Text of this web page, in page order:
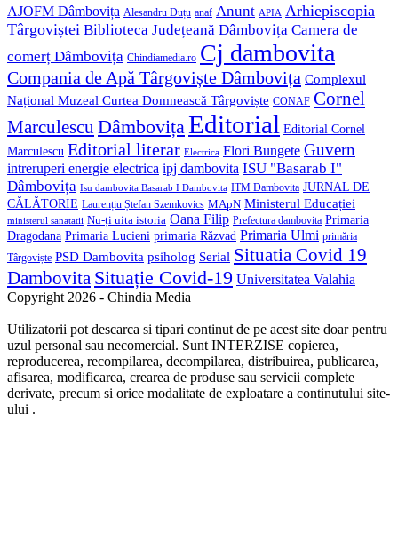
AJOFM Dâmbovița Alesandru Duțu anaf Anunt APIA Arhiepiscopia
Târgoviștei Biblioteca Județeană Dâmbovița Camera de
comerț Dâmbovița Chindiamedia.ro Cj dambovita
Compania de Apă Târgoviște Dâmbovița Complexul
Național Muzeal Curtea Domnească Târgoviște CONAF Cornel
Marculescu Dâmbovița Editorial Editorial Cornel
Marculescu Editorial literar Electrica Flori Bungete Guvern
intreruperi energie electrica ipj dambovita ISU "Basarab I"
Dâmbovița Isu dambovita Basarab I Dambovita ITM Dambovita JURNAL DE
CĂLĂTORIE Laurențiu Ștefan Szemkovics MApN Ministerul Educației
ministerul sanatatii Nu-ți uita istoria Oana Filip Prefectura dambovita Primaria
Dragodana Primaria Lucieni primaria Răzvad Primaria Ulmi primăria
Târgoviște PSD Dambovita psiholog Serial Situatia Covid 19
Dambovita Situație Covid-19 Universitatea Valahia
Copyright 2026 - Chindia Media
Utilizatorii pot descarca si tipari continut de pe acest site doar pentru
uzul personal sau necomercial. Sunt INTERZISE copierea,
reproducerea, recompilarea, decompilarea, distribuirea, publicarea,
afisarea, modificarea, crearea de produse sau servicii complete
derivate, precum si orice modalitate de exploatare a continutului site-
ului .